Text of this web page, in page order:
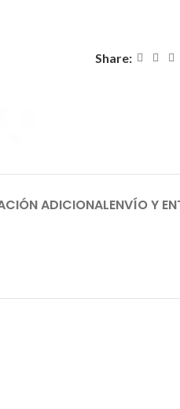
Share:
ADICIONALENVÍO Y